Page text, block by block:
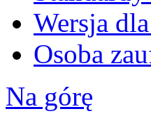
Wersja
Osoba
Na górę